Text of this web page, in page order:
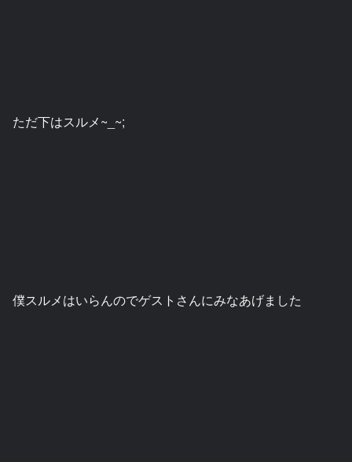
ただ下はスルメ~_~;
僕スルメはいらんのでゲストさんにみなあげました